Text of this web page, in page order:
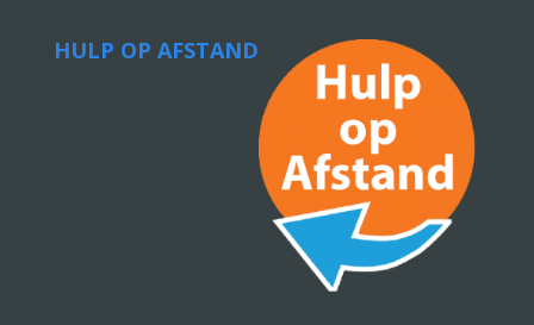
HULP OP AFSTAND